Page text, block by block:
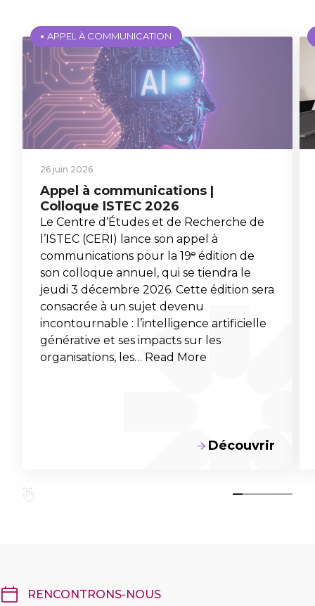
APPEL À COMMUNICATION
26 juin 2026
Appel à communications |
Colloque ISTEC 2026
Le Centre d’Études et de Recherche de
l’ISTEC (CERI) lance son appel à
communications pour la 19ᵉ édition de
son colloque annuel, qui se tiendra le
jeudi 3 décembre 2026. Cette édition sera
consacrée à un sujet devenu
incontournable : l’intelligence artificielle
générative et ses impacts sur les
organisations, les… Read More
Découvrir
RENCONTRONS-NOUS